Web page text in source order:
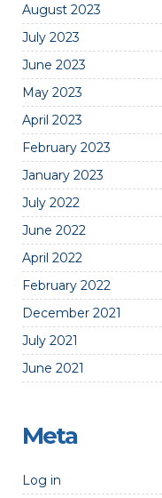
August 2023
July 2023
June 2023
May 2023
April 2023
February 2023
January 2023
July 2022
June 2022
April 2022
February 2022
December 2021
July 2021
June 2021
Meta
Log in